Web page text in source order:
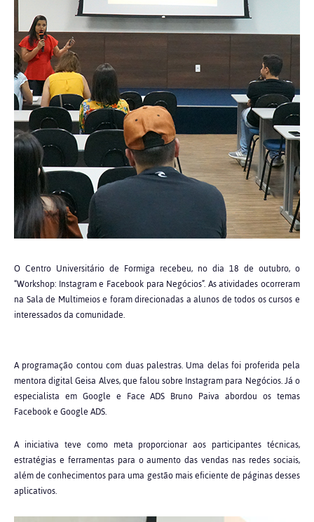
O Centro Universitário de Formiga recebeu, no dia 18 de outubro, o
“Workshop: Instagram e Facebook para Negócios”. As atividades ocorreram
na Sala de Multimeios e foram direcionadas a alunos de todos os cursos e
interessados da comunidade.
A programação contou com duas palestras. Uma delas foi proferida pela
mentora digital Geisa Alves, que falou sobre Instagram para Negócios. Já o
especialista em Google e Face ADS Bruno Paiva abordou os temas
Facebook e Google ADS.
A iniciativa teve como meta proporcionar aos participantes técnicas,
estratégias e ferramentas para o aumento das vendas nas redes sociais,
além de conhecimentos para uma gestão mais eficiente de páginas desses
aplicativos.